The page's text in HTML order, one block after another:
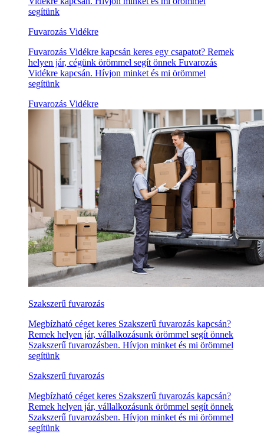
segítünk
Fuvarozás Vidékre
Fuvarozás Vidékre kapcsán keres egy csapatot? Remek
helyen jár, cégünk örömmel segít önnek Fuvarozás
Vidékre kapcsán. Hívjon minket és mi örömmel
segítünk
Fuvarozás Vidékre
Szakszerű fuvarozás
Megbízható céget keres Szakszerű fuvarozás kapcsán?
Remek helyen jár, vállalkozásunk örömmel segít önnek
Szakszerű fuvarozásben. Hívjon minket és mi örömmel
segítünk
Szakszerű fuvarozás
Megbízható céget keres Szakszerű fuvarozás kapcsán?
Remek helyen jár, vállalkozásunk örömmel segít önnek
Szakszerű fuvarozásben. Hívjon minket és mi örömmel
segítünk